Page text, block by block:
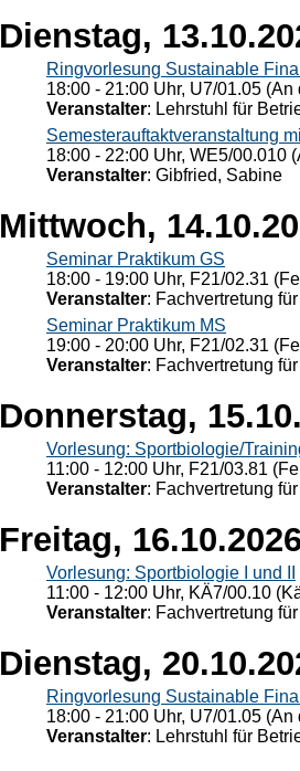
Dienstag,
Ringvorlesung Sustainable
18:00 - 21:00 Uhr, U7/01.05
Veranstalter: Lehrstuhl für
Semesterauftaktveranstaltung
18:00 - 22:00 Uhr, WE5/00.010
Veranstalter: Gibfried, Sabine
Mittwoch,
Seminar Praktikum GS
18:00 - 19:00 Uhr, F21/02.31
Veranstalter: Fachvertretung
Seminar Praktikum MS
19:00 - 20:00 Uhr, F21/02.31
Veranstalter: Fachvertretung
Donnerstag,
Vorlesung: Sportbiologie/
11:00 - 12:00 Uhr, F21/03.81
Veranstalter: Fachvertretung
Freitag,
Vorlesung: Sportbiologie I und II
11:00 - 12:00 Uhr, KÄ7/00.10
Veranstalter: Fachvertretung
Dienstag,
Ringvorlesung Sustainable
18:00 - 21:00 Uhr, U7/01.05
Veranstalter: Lehrstuhl für